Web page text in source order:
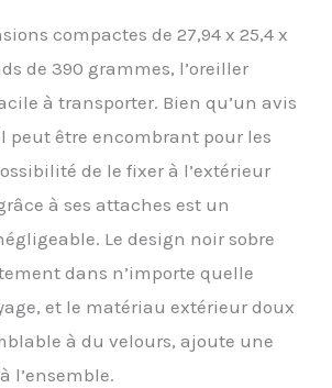
vous pouvez les ranger
déplacements lors de
l'utilisation Portable et
taille de l'oreiller de
voyage est de 27,9 x 25,4
voyage portable. Avec
son bouton-pression, ce
être attaché à vos
bagages sans prendre
de place
supplémentaire, ce qui
le rend plus pratique à
compactes de 27,94 x 25,4 x
de 390 grammes, l’oreiller
à transporter. Bien qu’un avis
peut être encombrant pour les
de le fixer à l’extérieur
à ses attaches est un
Le design noir sobre
dans n’importe quelle
et le matériau extérieur doux
à du velours, ajoute une
l’ensemble.